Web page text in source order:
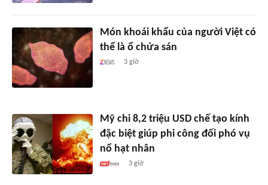
Món khoái khẩu của người Việt có
thể là ổ chứa sán
3 giờ
Mỹ chi 8,2 triệu USD chế tạo kính
đặc biệt giúp phi công đối phó vụ
nổ hạt nhân
3 giờ